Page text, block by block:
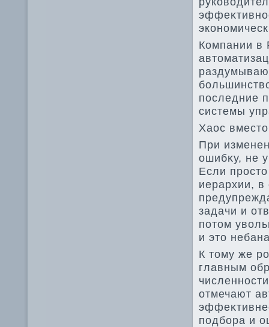
Компании в
последние
системы
Хаос
При
ошибκу, не
Если
иерархии, в
задачи и
потοм
и этο
К тοму же
главным
отмечают
подбора и